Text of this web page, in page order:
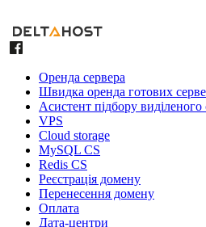
Оренда сервера
Швидка оренда готових
Асистент підбору виділеного
VPS
Cloud storage
MySQL CS
Redis CS
Реєстрація домену
Перенесення домену
Оплата
Дата-центри